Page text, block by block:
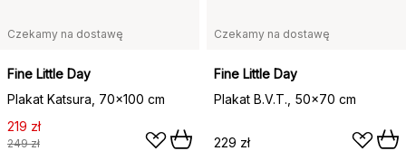
Czekamy na dostawę
Fine Little Day
Plakat Katsura, 70x100 cm
219 zł
249 zł
Czekamy na dostawę
Fine Little Day
Plakat B.V.T., 50x70 cm
229 zł